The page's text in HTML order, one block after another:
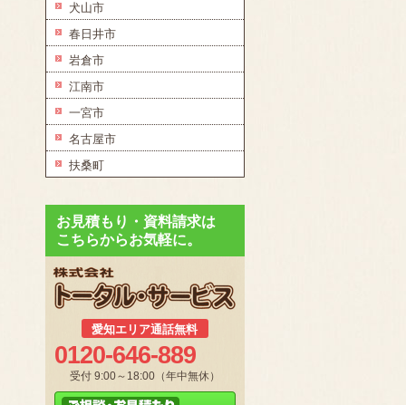
犬山市
春日井市
岩倉市
江南市
一宮市
名古屋市
扶桑町
お見積もり・資料請求は
こちらからお気軽に。
愛知エリア通話無料
0120-646-889
受付 9:00～18:00（年中無休）